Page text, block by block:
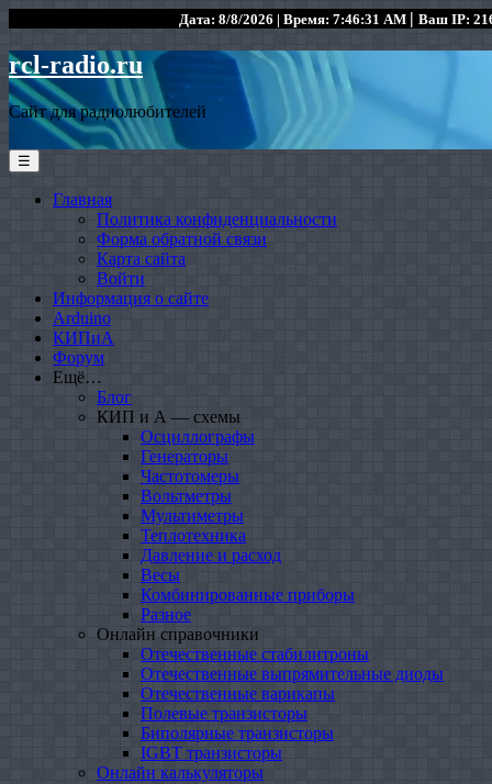
Дата: 8/8/2026 | Время: 7:46:31 AM | Ваш IP:
rcl-radio.ru
Сайт для радиолюбителей
☰
Главная
Политика конфиденциальности
Форма обратной связи
Карта сайта
Войти
Информация о сайте
Arduino
КИПиА
Форум
Ещё…
Блог
КИП и А — схемы
Осциллографы
Генераторы
Частотомеры
Вольтметры
Мультиметры
Теплотехника
Давление и расход
Весы
Комбинированные приборы
Разное
Онлайн справочники
Отечественные стабилитроны
Отечественные выпрямительные диоды
Отечественные варикапы
Полевые транзисторы
Биполярные транзисторы
IGBT транзисторы
Онлайн калькуляторы